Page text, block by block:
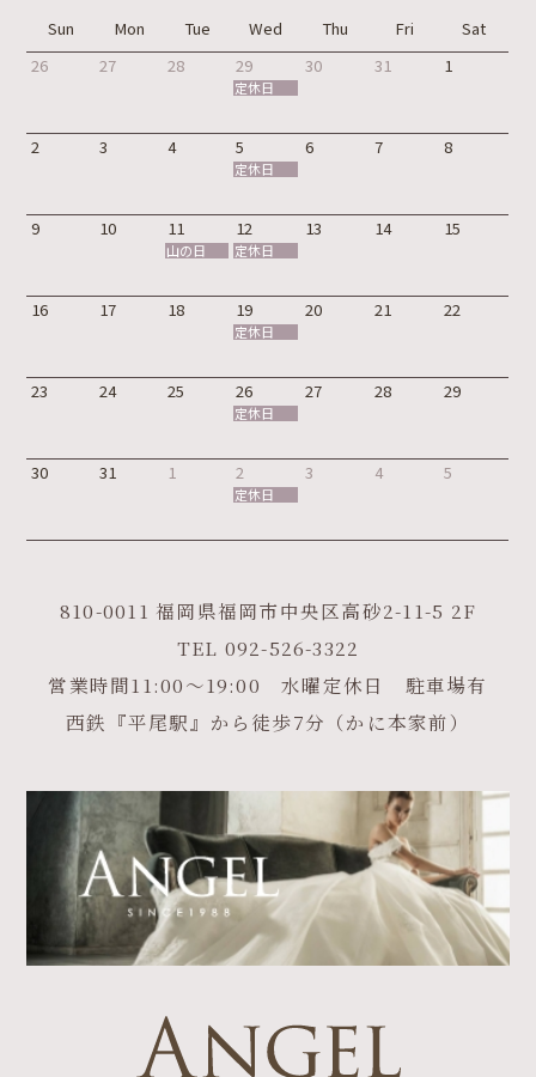
Sun Mon Tue Wed Thu Fri
Sat
26
27 28 29
定休日
30 31 1
2 3 4 5
定休日
6 7 8
9 10 11
山の日
12
定休日
13 14 15
16 17 18 19
定休日
20 21 22
23 24 25 26
定休日
27 28 29
30 31 1 2
定休日
3 4 5
810-0011 福岡県福岡市中央区高砂2-11-5 2F
TEL 092-526-3322
営業時間11:00～19:00 水曜定休日 駐車場有
西鉄『平尾駅』から徒歩7分（かに本家前）